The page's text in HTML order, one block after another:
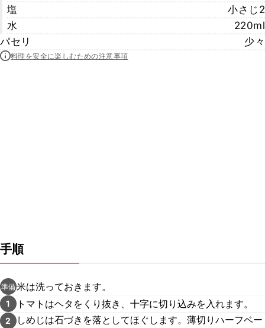
塩
小さじ2
水
220ml
パセリ
少々
料理を安全に楽しむための注意事項
手順
準備米は洗っておきます。
1 トマトはヘタをくり抜き、十字に切り込みを入れます。
2
しめじは石づきを落としてほぐします。薄切りハーフベー